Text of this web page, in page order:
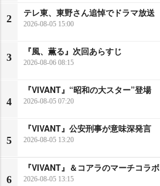
2
テレ東、東野さん追悼でドラマ放送
2026-08-05 15:00
3
『風、薫る』次回あらすじ
2026-08-06 08:15
4
『VIVANT』“昭和の大スター”登場
2026-08-05 07:20
5
『VIVANT』公安刑事が意味深発言
2026-08-05 13:20
6
『VIVANT』＆コアラのマーチコラボ
2026-08-05 13:15